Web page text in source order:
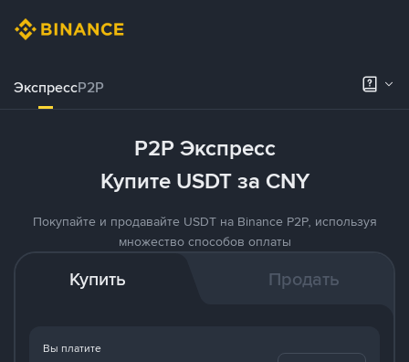
ЭкспрессP2P
P2P Экспресс
Купите USDT за CNY
Покупайте и продавайте USDT на Binance P2P, используя
множество способов оплаты
Купить Продать
Вы платите